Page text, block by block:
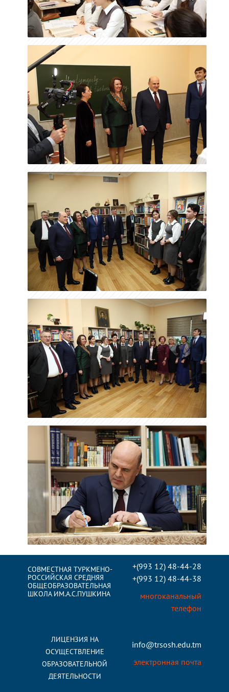
СОВМЕСТНАЯ ТУРКМЕНО-
РОССИЙСКАЯ СРЕДНЯЯ
ОБЩЕОБРАЗОВАТЕЛЬНАЯ
ШКОЛА ИМ.А.С.ПУШКИНА
ЛИЦЕНЗИЯ НА
ОСУЩЕСТВЛЕНИЕ
ОБРАЗОВАТЕЛЬНОЙ
ДЕЯТЕЛЬНОСТИ
+(993 12) 48-44-28
+(993 12) 48-44-38
многоканальный
телефон
info@trsosh.edu.tm
электронная почта